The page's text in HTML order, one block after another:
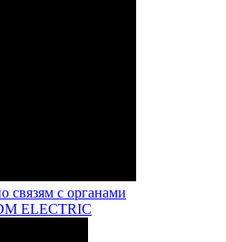
связям с органами
ELECTRIC